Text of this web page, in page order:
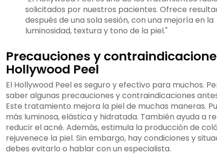
solicitados por nuestros pacientes. Ofrece
después de una sola sesión, con una mejoría en la
luminosidad, textura y tono de la piel."
Precauciones y
Hollywood Peel
El Hollywood Peel es seguro y efectivo para muchos.
saber algunas precauciones y contraindicaciones
Este tratamiento mejora la piel de muchas maneras.
más luminosa, elástica y hidratada. También ayuda a
reducir el acné. Además, estimula la producción de
rejuvenece la piel. Sin embargo, hay condiciones y
debes evitarlo o hablar con un especialista.